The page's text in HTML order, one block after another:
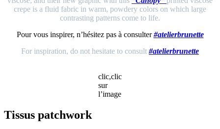
crepe is a fluid fabric in warm, powdery colors on which large
contrasting patterns come to life.
Pour vous inspirer, n’hésitez pas à consulter#atelierbrunette
For inspiration, do not hesitate to consult #atelierbrunette
clic,clic
sur
l’image
Tissus patchwork